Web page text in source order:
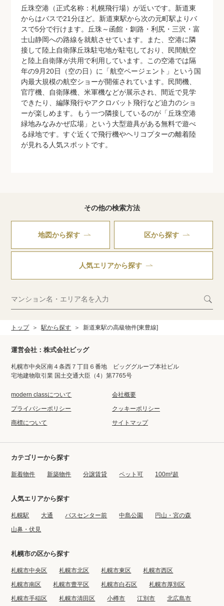
丘珠空港（正式名称：札幌飛行場）が近いです。新道東
からはバスで21分ほど。新道東駅から次の元町駅よりバ
スで5分で行けます。丘珠～函館・釧路・利尻・三沢・富
士山静岡への路線を就航させています。また、空港に隣
接して陸上自衛隊丘珠駐屯地が駐屯しており、民間航空
と陸上自衛隊が共用で利用しています。この空港では隔
年の9月20日（空の日）に「航空ページェント」という国
内最大規模の航空ショーが開催されています。民間機、
官庁機、自衛隊機、米軍機などが展示され、間近で見学
できたり、編隊飛行やアクロバット飛行など迫力のショ
ーが楽しめます。もう一つ隣接しているのが「丘珠空港
緑地みなみかぜ広場」という大型遊具がある無料で遊べ
る緑地です。すぐ近くで飛行機やヘリコプターの離着陸
が見れる人気スポットです。
その他の検索方法
地図から探す 区から探す
人気エリアから探す
トップ 駅から探す 新道東駅の高級物件[東豊線]
運営会社：株式会社ビッグ
札幌市中央区南４条西７丁目６番地 ビッググループ本社ビル
宅地建物取引業 国土交通大臣（4）第7765号
modern classについて
会社概要
プライバシーポリシー
クッキーポリシー
商標について
サイトマップ
カテゴリーから探す
新着物件 新築物件 分譲賃貸 ペット可 100m²超
人気エリアから探す
札幌駅 大通 バスセンター前 中島公園
円山・宮の森
山鼻・伏見
札幌市の区から探す
札幌市中央区 札幌市北区 札幌市東区
札幌市西区
札幌市南区
札幌市豊平区 札幌市白石区
札幌市厚別区
札幌市手稲区
札幌市清田区 小樽市 江別市
北広島市